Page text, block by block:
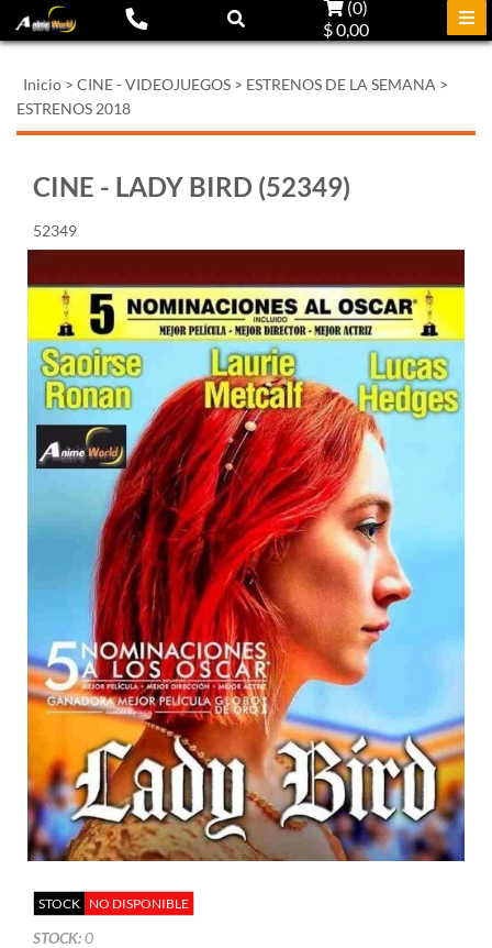
(0)
$ 0,00
Inicio > CINE - VIDEOJUEGOS > ESTRENOS DE LA SEMANA >
ESTRENOS 2018
CINE - LADY BIRD (52349)
52349
STOCK NO DISPONIBLE
STOCK:0